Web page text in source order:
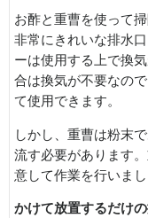
お酢と重曹を使って
非常にきれいな排水
ーは使用する上で換
合は換気が不要なの
て使用できます。
しかし、重曹は粉末
流す必要があります
意して作業を行いまし
かけて放置するだけ